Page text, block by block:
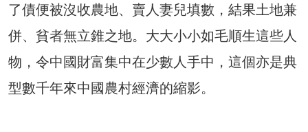
了債便被沒收農地、賣人妻兒填數，結果土地兼
併、貧者無立錐之地。大大小小如毛順生這些人
物，令中國財富集中在少數人手中，這個亦是典
型數千年來中國農村經濟的縮影。